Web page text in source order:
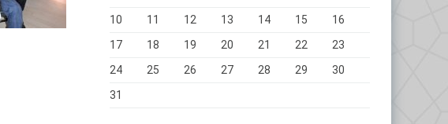
10
11 12 13 14 15
16
17
18 19 20 21 22
23
24
25 26 27 28 29
30
31